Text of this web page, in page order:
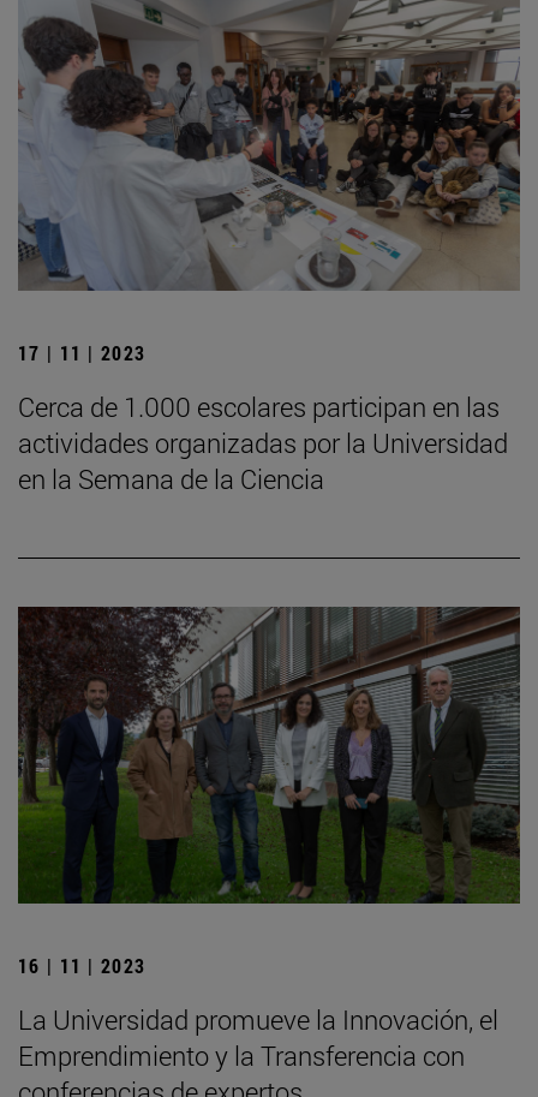
17 | 11 | 2023
Cerca de 1.000 escolares participan en las
actividades organizadas por la Universidad
en la Semana de la Ciencia
16 | 11 | 2023
La Universidad promueve la Innovación, el
Emprendimiento y la Transferencia con